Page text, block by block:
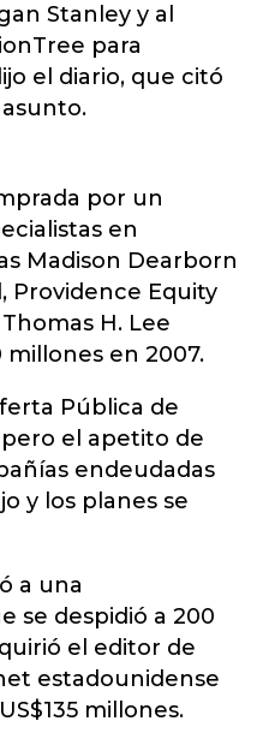
Stanley y al
para
el diario, que citó
por un
en
Madison Dearborn
Providence Equity
H. Lee
millones en 2007.
Pública de
pero el apetito de
endeudadas
y los planes se
a una
se despidió a 200
el editor de
estadounidense
millones.